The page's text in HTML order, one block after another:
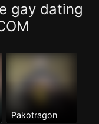
gay dating
Pakotragon